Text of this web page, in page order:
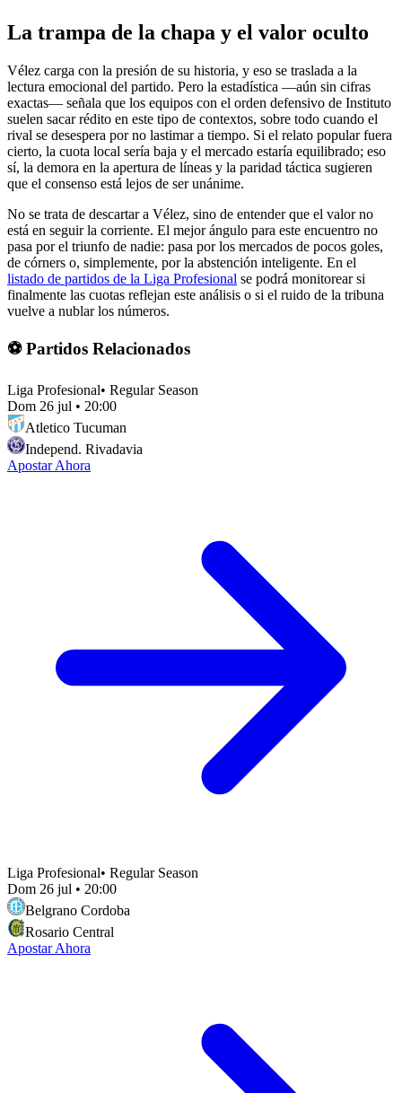
La trampa de la chapa y el valor oculto
Vélez carga con la presión de su historia, y eso se traslada a la
lectura emocional del partido. Pero la estadística —aún sin cifras
exactas— señala que los equipos con el orden defensivo de Instituto
suelen sacar rédito en este tipo de contextos, sobre todo cuando el
rival se desespera por no lastimar a tiempo. Si el relato popular fuera
cierto, la cuota local sería baja y el mercado estaría equilibrado; eso
sí, la demora en la apertura de líneas y la paridad táctica sugieren
que el consenso está lejos de ser unánime.
No se trata de descartar a Vélez, sino de entender que el valor no
está en seguir la corriente. El mejor ángulo para este encuentro no
pasa por el triunfo de nadie: pasa por los mercados de pocos goles,
de córners o, simplemente, por la abstención inteligente. En el
listado de partidos de la Liga Profesional se podrá monitorear si
finalmente las cuotas reflejan este análisis o si el ruido de la tribuna
vuelve a nublar los números.
⚽ Partidos Relacionados
Liga Profesional• Regular Season
Dom 26 jul • 20:00
Atletico Tucuman
Independ. Rivadavia
Apostar Ahora
Liga Profesional• Regular Season
Dom 26 jul • 20:00
Belgrano Cordoba
Rosario Central
Apostar Ahora